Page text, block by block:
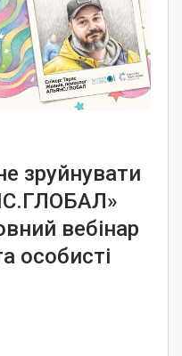
зруйнувати
вебінар
особисті